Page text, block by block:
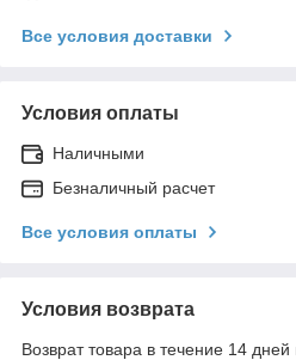
Все условия доставки
Условия оплаты
Наличными
Безналичный расчет
Все условия оплаты
Условия возврата
Возврат товара в течение 14 дней